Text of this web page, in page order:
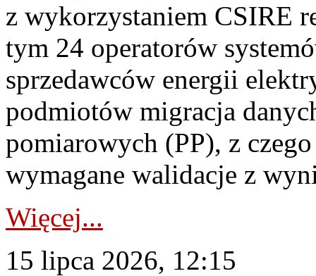
z wykorzystaniem CSIRE
tym 24 operatorów
sprzedawców energii
podmiotów migracja
pomiarowych (PP), z
wymagane walidacje z
Więcej...
15 lipca 2026, 12:15